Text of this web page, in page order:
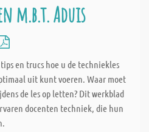
m.b.t. Aduis
en trucs hoe u de techniekles
uit kunt voeren. Waar moet
de les op letten? Dit werkblad
docenten techniek, die hun